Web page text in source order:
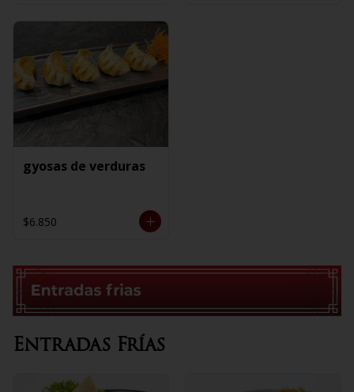
gyosas de verduras
$6.850
Entradas Frías